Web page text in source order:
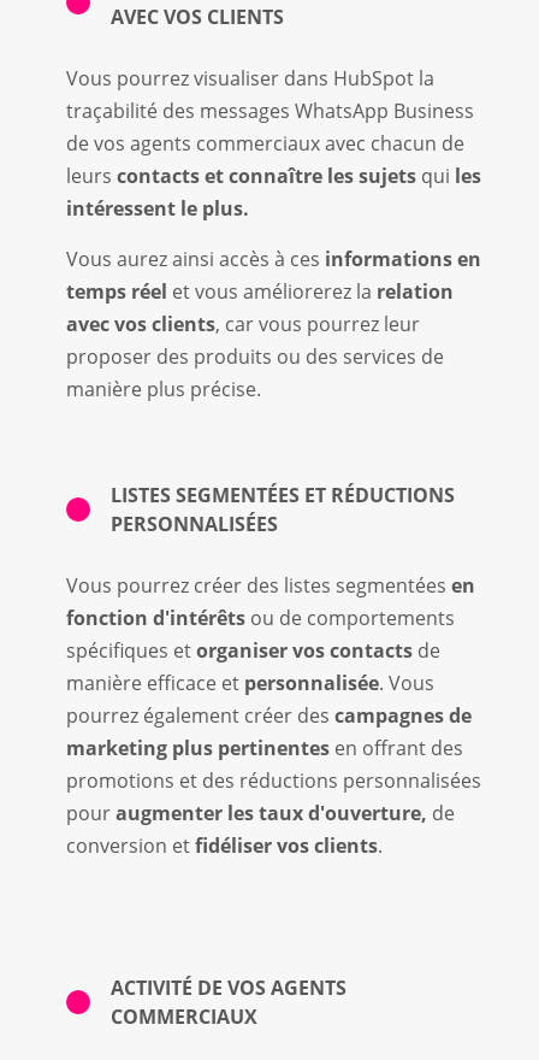
AVEC VOS CLIENTS
Vous pourrez visualiser dans HubSpot la
traçabilité des messages WhatsApp Business
de vos agents commerciaux avec chacun de
leurs contacts et connaître les sujets qui les
intéressent le plus.
Vous aurez ainsi accès à ces informations en
temps réel et vous améliorerez la relation
avec vos clients, car vous pourrez leur
proposer des produits ou des services de
manière plus précise.
LISTES SEGMENTÉES ET RÉDUCTIONS
PERSONNALISÉES
Vous pourrez créer des listes segmentées en
fonction d'intérêts ou de comportements
spécifiques etorganiser vos contacts de
manière efficace et personnalisée. Vous
pourrez également créer des campagnes de
marketing plus pertinentes en offrant des
promotions et des réductions personnalisées
pouraugmenter les taux d'ouverture, de
conversion etfidéliser vos clients.
ACTIVITÉ DE VOS AGENTS
COMMERCIAUX